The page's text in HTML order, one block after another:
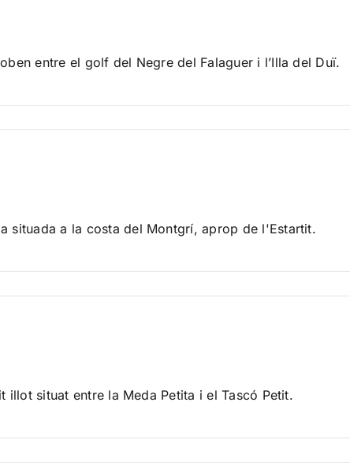
entre el golf del Negre del Falaguer i l’Illa del Duï.
situada a la costa del Montgrí, aprop de l'Estartit.
illot situat entre la Meda Petita i el Tascó Petit.